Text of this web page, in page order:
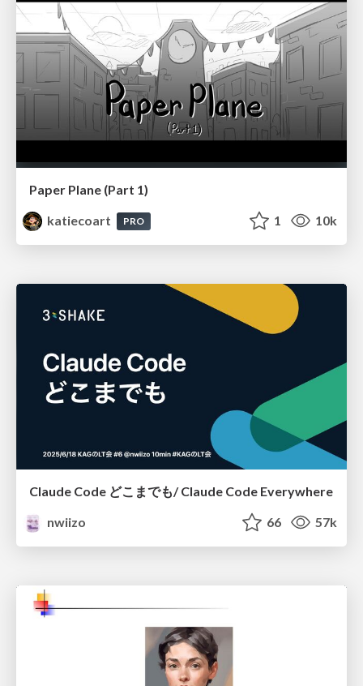
Paper Plane (Part 1)
katiecoart
PRO 1 10k
Claude Code どこまでも/ Claude Code Everywhere
nwiizo
66 57k